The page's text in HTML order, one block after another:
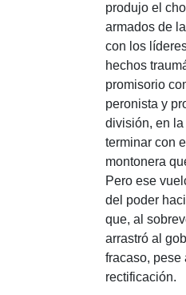
produjo el
armados de
con los
hechos
promisorio
peronista y
división, en
terminar con
montonera
Pero ese
del poder
que, al
arrastró al
fracaso, pese
rectificación.